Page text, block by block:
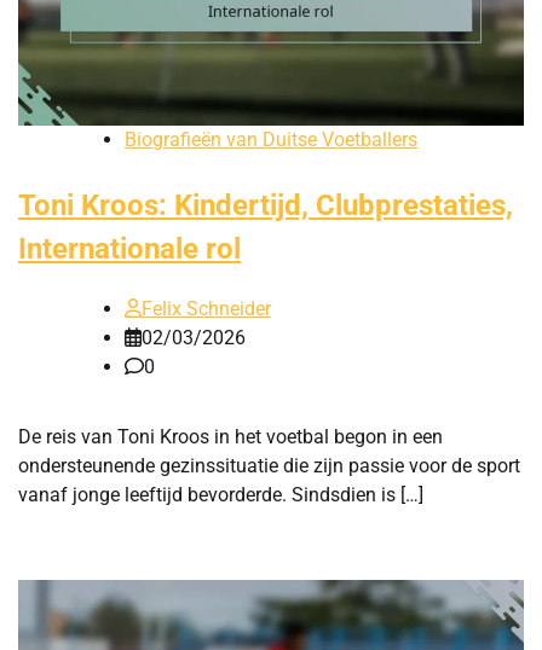
Biografieën van Duitse Voetballers
Toni Kroos: Kindertijd, Clubprestaties,
Internationale rol
Felix Schneider
02/03/2026
0
De reis van Toni Kroos in het voetbal begon in een
ondersteunende gezinssituatie die zijn passie voor de sport
vanaf jonge leeftijd bevorderde. Sindsdien is […]